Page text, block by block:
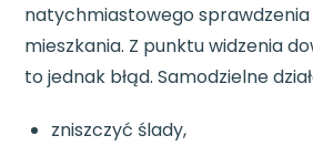
natychmiastowego
mieszkania. Z punktu widzenia
to jednak błąd. Samodzielne
zniszczyć ślady,